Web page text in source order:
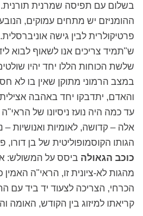
בשלום עם תפיסה שמרנית תורנית.
ההומניזם יש מתחים עמוקים,
פרטיקולרית לבין גישה
ש"תמיד צריכים אנו לשאוף לבוא
שלשת הכוחות הללו יחד יהיו
במצב הרמוני מתוקן שאין בו לא
והאדם, יתדבקו יחד באהבה
עד כמה היה נועז ניסיונו של
אלה – קדושה, לאומיות ואנושיות –
הגותו הקוסמופוליטית של בן דורו,
כוכב הגאולה ביסס על המשולש:
מהגות לא-ציונית זו, הראי"ה
הכרחי, הצריכה לצעוד יד ביד עם
קריאתו למיזוג בין הקודש, האומה